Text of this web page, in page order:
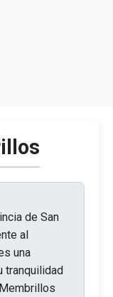
de San
al
una
tranquilidad